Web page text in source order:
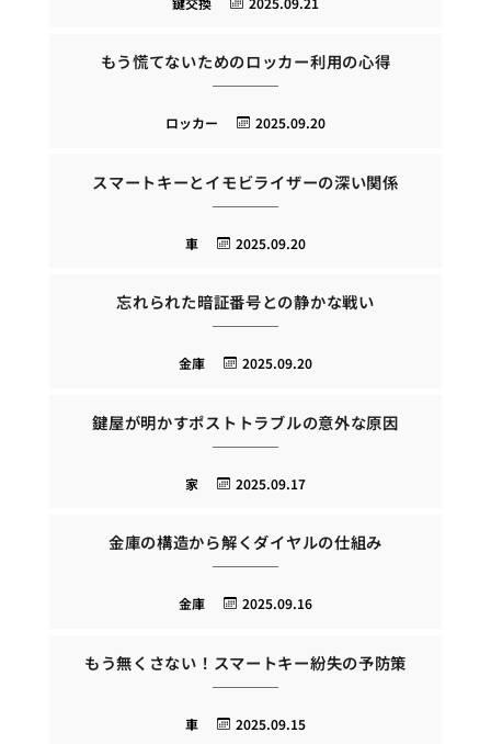
もう慌てないためのロッカー利用の心得
2025.09.20
ロッカー
スマートキーとイモビライザーの深い関係
2025.09.20
車
忘れられた暗証番号との静かな戦い
2025.09.20
金庫
鍵屋が明かすポストトラブルの意外な原因
2025.09.17
家
金庫の構造から解くダイヤルの仕組み
2025.09.16
金庫
もう無くさない！スマートキー紛失の予防策
2025.09.15
車